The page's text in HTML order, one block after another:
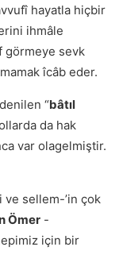
hayatla hiçbir
ihmâle
görmeye sevk
îcâb eder.
“bâtıl
da hak
var olagelmiştir.
sellem-’in çok
Ömer -
için bir